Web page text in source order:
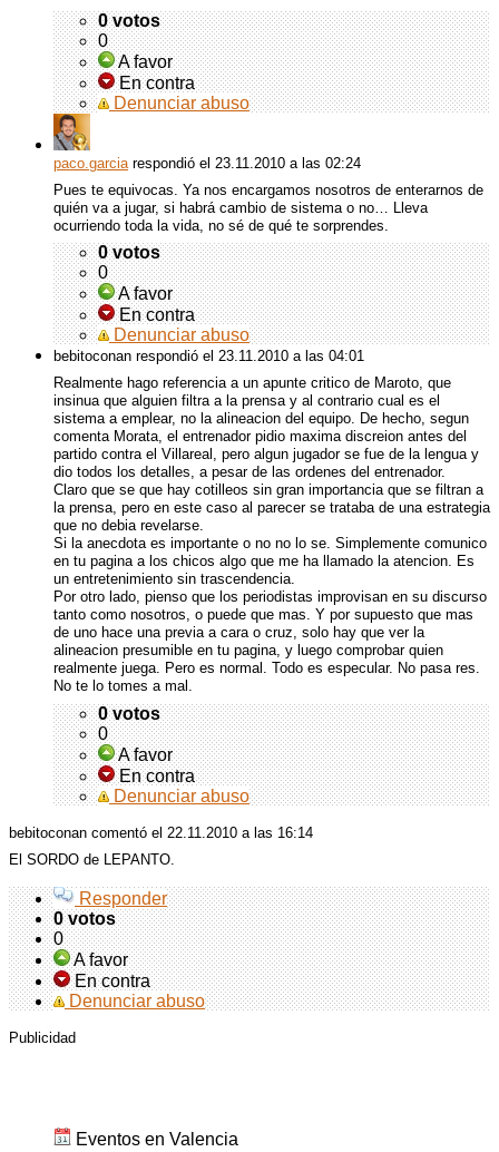
0 votos
0
A favor
En contra
Denunciar abuso
paco.garcia respondió el 23.11.2010 a las 02:24
Pues te equivocas. Ya nos encargamos nosotros de enterarnos de
quién va a jugar, si habrá cambio de sistema o no… Lleva
ocurriendo toda la vida, no sé de qué te sorprendes.
0 votos
0
A favor
En contra
Denunciar abuso
bebitoconan respondió el 23.11.2010 a las 04:01
Realmente hago referencia a un apunte critico de Maroto, que
insinua que alguien filtra a la prensa y al contrario cual es el
sistema a emplear, no la alineacion del equipo. De hecho, segun
comenta Morata, el entrenador pidio maxima discreion antes del
partido contra el Villareal, pero algun jugador se fue de la lengua y
dio todos los detalles, a pesar de las ordenes del entrenador.
Claro que se que hay cotilleos sin gran importancia que se filtran a
la prensa, pero en este caso al parecer se trataba de una estrategia
que no debia revelarse.
Si la anecdota es importante o no no lo se. Simplemente comunico
en tu pagina a los chicos algo que me ha llamado la atencion. Es
un entretenimiento sin trascendencia.
Por otro lado, pienso que los periodistas improvisan en su discurso
tanto como nosotros, o puede que mas. Y por supuesto que mas
de uno hace una previa a cara o cruz, solo hay que ver la
alineacion presumible en tu pagina, y luego comprobar quien
realmente juega. Pero es normal. Todo es especular. No pasa res.
No te lo tomes a mal.
0 votos
0
A favor
En contra
Denunciar abuso
bebitoconan comentó el 22.11.2010 a las 16:14
El SORDO de LEPANTO
Responder
0 votos
0
A favor
En contra
Denunciar abuso
Publicidad
Eventos en Valencia